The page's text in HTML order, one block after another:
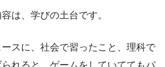
は、学びの土台です。
スに、社会で習ったこと、理科で